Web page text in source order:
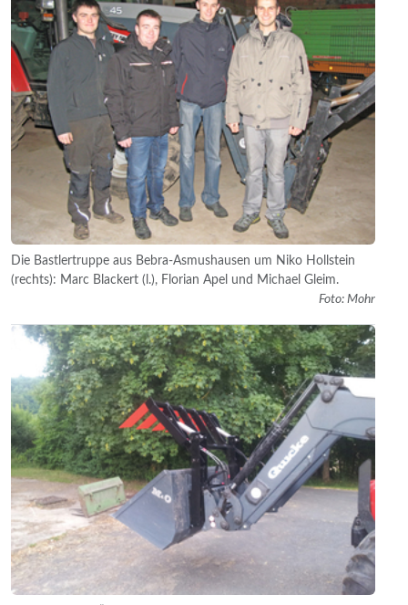
Die Bastlertruppe aus Bebra-Asmushausen um Niko Hollstein
(rechts): Marc Blackert (l.), Florian Apel und Michael Gleim.
Foto: Mohr